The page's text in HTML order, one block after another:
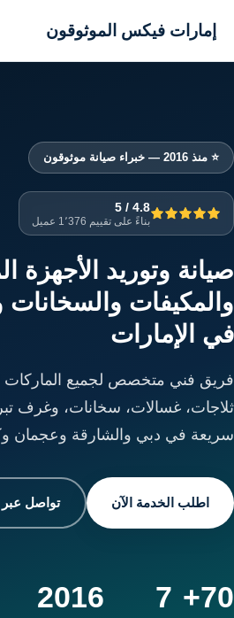
إمارات فيكس الموثوقون
إمارات فيكس الموثوقون
تواصل معنا
الأسئلة الشائعة
English Version
⭐ منذ 2016 — خبراء صيانة موثوقون
4.8 / 5
بناءً على تقييم 1٬376 عميل
صيانة وتوريد الأجهزة
والمكيفات والسخانات
في الإمارات
فريق فني متخصص لجميع الماركات
ثلاجات، غسالات، سخانات، وغرف
سريعة في دبي والشارقة وعجمان
اطلب الخدمة الآن تواصل
70+
7
2016